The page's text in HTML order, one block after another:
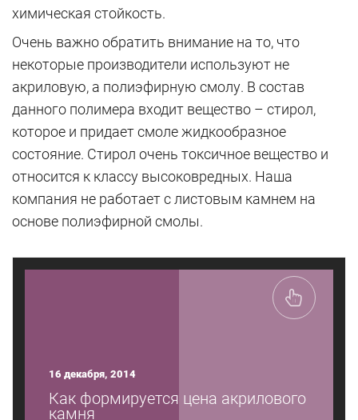
химическая стойкость.
Очень важно обратить внимание на то, что
некоторые производители используют не
акриловую, а полиэфирную смолу. В состав
данного полимера входит вещество – стирол,
которое и придает смоле жидкообразное
состояние. Стирол очень токсичное вещество и
относится к классу высоковредных. Наша
компания не работает с листовым камнем на
основе полиэфирной смолы.
16 декабря, 2014
Как формируется цена акрилового
камня